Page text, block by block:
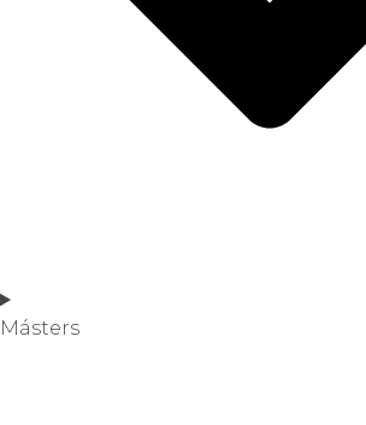
Másters